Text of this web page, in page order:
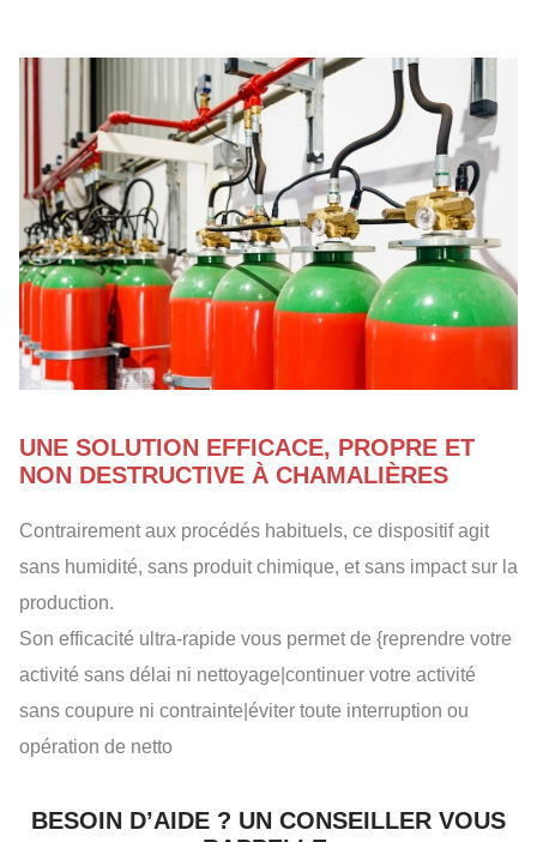
UNE SOLUTION EFFICACE, PROPRE ET
NON DESTRUCTIVE À CHAMALIÈRES
Contrairement aux procédés habituels, ce dispositif agit
sans humidité, sans produit chimique, et sans impact sur la
production.
Son efficacité ultra-rapide vous permet de {reprendre votre
activité sans délai ni nettoyage|continuer votre activité
sans coupure ni contrainte|éviter toute interruption ou
opération de netto
BESOIN D’AIDE ? UN CONSEILLER VOUS